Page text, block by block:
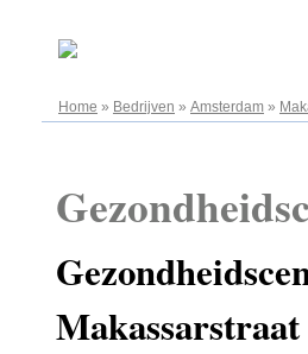
Home » Bedrijven » Amsterdam »